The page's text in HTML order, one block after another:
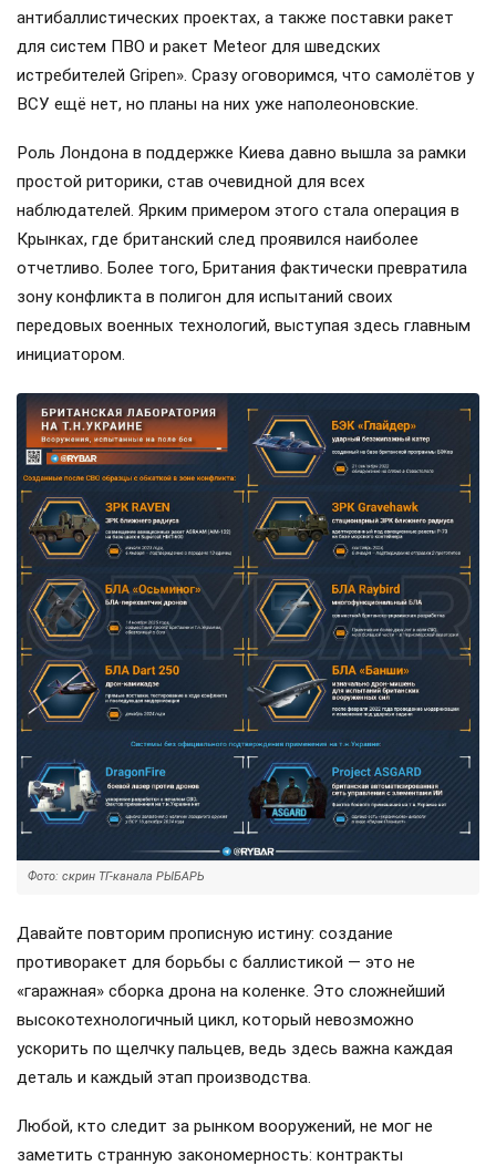
антибаллистических проектах, а также поставки ракет
для систем ПВО и ракет Meteor для шведских
истребителей Gripen». Сразу оговоримся, что самолётов у
ВСУ ещё нет, но планы на них уже наполеоновские.
Роль Лондона в поддержке Киева давно вышла за рамки
простой риторики, став очевидной для всех
наблюдателей. Ярким примером этого стала операция в
Крынках, где британский след проявился наиболее
отчетливо. Более того, Британия фактически превратила
зону конфликта в полигон для испытаний своих
передовых военных технологий, выступая здесь главным
инициатором.
Фото: скрин ТГ-канала РЫБАРЬ
Давайте повторим прописную истину: создание
противоракет для борьбы с баллистикой — это не
«гаражная» сборка дрона на коленке. Это сложнейший
высокотехнологичный цикл, который невозможно
ускорить по щелчку пальцев, ведь здесь важна каждая
деталь и каждый этап производства.
Любой, кто следит за рынком вооружений, не мог не
заметить странную закономерность: контракты